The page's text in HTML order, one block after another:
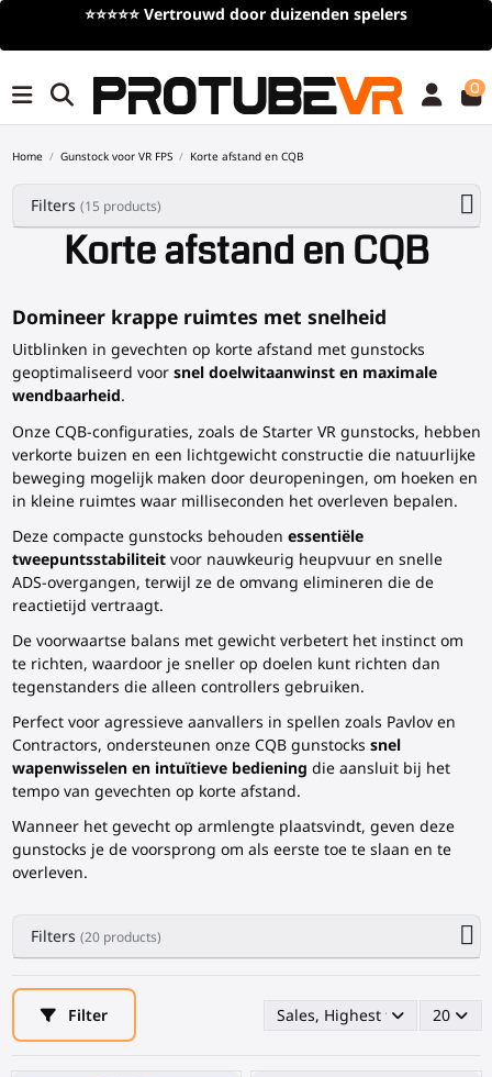
spelers Gratis verzendingbij bestellingen
0
Home Gunstock voor VR FPS Korte afstand en CQB
Korte afstand en CQB
Domineer krappe ruimtes met snelheid
Uitblinken in gevechten op korte afstand met gunstocks
geoptimaliseerd voor snel doelwitaanwinst en maximale
wendbaarheid.
Onze CQB-configuraties, zoals de Starter VR gunstocks, hebben
verkorte buizen en een lichtgewicht constructie die natuurlijke
beweging mogelijk maken door deuropeningen, om hoeken en
in kleine ruimtes waar milliseconden het overleven bepalen.
Deze compacte gunstocks behouden essentiële
tweepuntsstabiliteitvoor nauwkeurig heupvuur en snelle
ADS-overgangen, terwijl ze de omvang elimineren die de
reactietijd vertraagt.
De voorwaartse balans met gewicht verbetert het instinct om
te richten, waardoor je sneller op doelen kunt richten dan
tegenstanders die alleen controllers gebruiken.
Perfect voor agressieve aanvallers in spellen zoals Pavlov en
Contractors, ondersteunen onze CQB gunstocks snel
wapenwisselen en intuïtieve bediening die aansluit bij het
tempo van gevechten op korte afstand.
Wanneer het gevecht op armlengte plaatsvindt, geven deze
gunstocks je de voorsprong om als eerste toe te slaan en te
overleven.
Filters (20 products)
Filter Sales, Highest first 20
Filters (15 products)